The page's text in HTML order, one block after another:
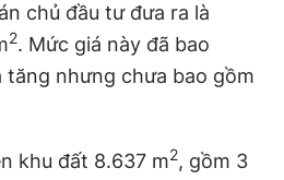
chủ đầu tư đưa ra là
2. Mức giá này đã bao
tăng nhưng chưa bao gồm
khu đất 8.637 m2, gồm 3